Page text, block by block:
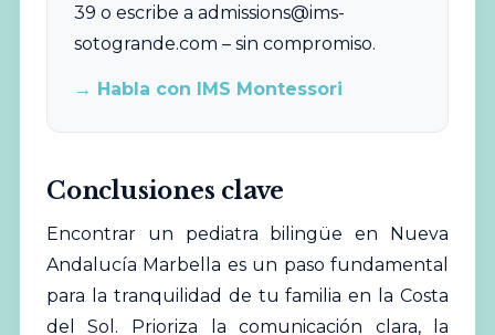
39 o escribe a admissions@ims-
sotogrande.com – sin compromiso.
→ Habla con IMS Montessori
Conclusiones clave
Encontrar un pediatra bilingüe en Nueva
Andalucía Marbella es un paso fundamental
para la tranquilidad de tu familia en la Costa
del Sol. Prioriza la comunicación clara, la